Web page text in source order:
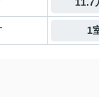
- 1